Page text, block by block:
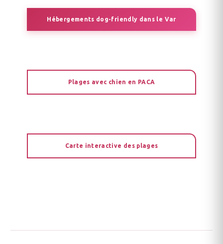
Hébergements dog-friendly dans le Var
Plages avec chien en PACA
Carte interactive des plages